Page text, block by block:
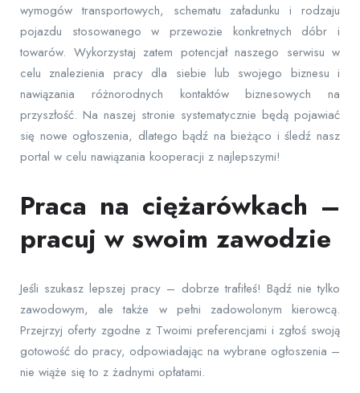
wymogów transportowych, schematu załadunku i rodzaju
pojazdu stosowanego w przewozie konkretnych dóbr i
towarów. Wykorzystaj zatem potencjał naszego serwisu w
celu znalezienia pracy dla siebie lub swojego biznesu i
nawiązania różnorodnych kontaktów biznesowych na
przyszłość. Na naszej stronie systematycznie będą pojawiać
się nowe ogłoszenia, dlatego bądź na bieżąco i śledź nasz
portal w celu nawiązania kooperacji z najlepszymi!
Praca na ciężarówkach –
pracuj w swoim zawodzie
Jeśli szukasz lepszej pracy – dobrze trafiłeś! Bądź nie tylko
zawodowym, ale także w pełni zadowolonym kierowcą.
Przejrzyj oferty zgodne z Twoimi preferencjami i zgłoś swoją
gotowość do pracy, odpowiadając na wybrane ogłoszenia –
nie wiąże się to z żadnymi opłatami.